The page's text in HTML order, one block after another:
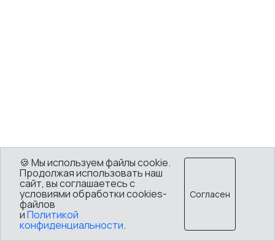
🍪 Мы используем файлы cookie.
Продолжая использовать наш
сайт, вы соглашаетесь с
условиями обработки cookies-
файлов
иПолитикой
конфиденциальности.
Согласен